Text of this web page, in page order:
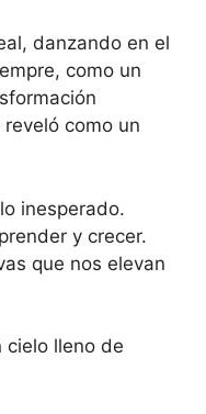
danzando en el
como un
como un
inesperado.
y crecer.
que nos elevan
cielo lleno de